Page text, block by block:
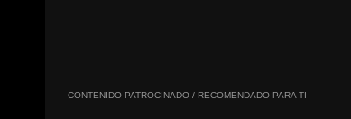
CONTENIDO PATROCINADO / RECOMENDADO PARA TI